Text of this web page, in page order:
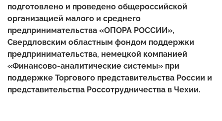
подготовлено и проведено общероссийской
организацией малого и среднего
предпринимательства «ОПОРА РОССИИ»,
Свердловским областным фондом поддержки
предпринимательства, немецкой компанией
«Финансово-аналитические системы» при
поддержке Торгового представительства России и
представительства Россотрудничества в Чехии.